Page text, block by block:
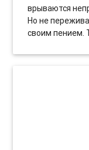
врываются
Но не
своим пением.